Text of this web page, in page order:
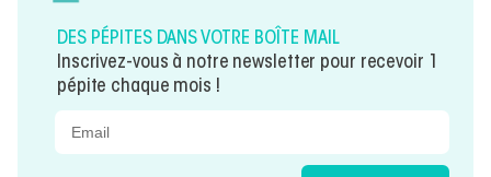
DES PÉPITES DANS VOTRE BOÎTE MAIL
Inscrivez-vous à notre newsletter pour recevoir 1
pépite chaque mois !